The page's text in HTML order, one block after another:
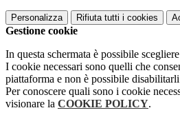
Personalizza Rifiuta tutti i cookies
Gestione cookie
In questa schermata è possibile
I cookie necessari sono quelli che
piattaforma e non è possibile
Per conoscere quali sono i cookie
visionare la COOKIE POLICY.